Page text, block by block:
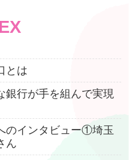
とは
銀行が手を組んで実現
のインタビュー①埼玉
ん